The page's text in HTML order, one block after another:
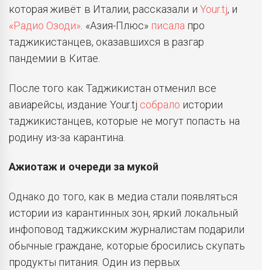
которая живёт в Италии, рассказали и Your.tj, и
«Радио Озоди» . «Азия-Плюс» писала про
таджикистанцев, оказавшихся в разгар
пандемии в Китае.
После того как Таджикистан отменил все
авиарейсы, издание Your.tj собрало истории
таджикистанцев, которые не могут попасть на
родину из-за карантина.
Ажиотаж и очереди за мукой
Однако до того, как в медиа стали появляться
истории из карантинных зон, яркий локальный
инфоповод таджикским журналистам подарили
обычные граждане, которые бросились скупать
продукты питания. Один из первых